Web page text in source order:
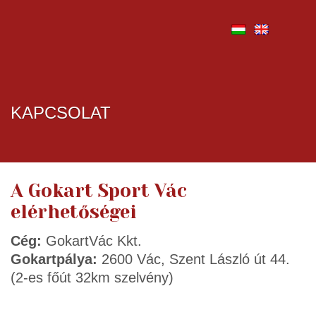
KAPCSOLAT
A Gokart Sport Vác
elérhetőségei
Cég: GokartVác Kkt.
Gokartpálya: 2600 Vác, Szent László út 44.
(2-es főút 32km szelvény)